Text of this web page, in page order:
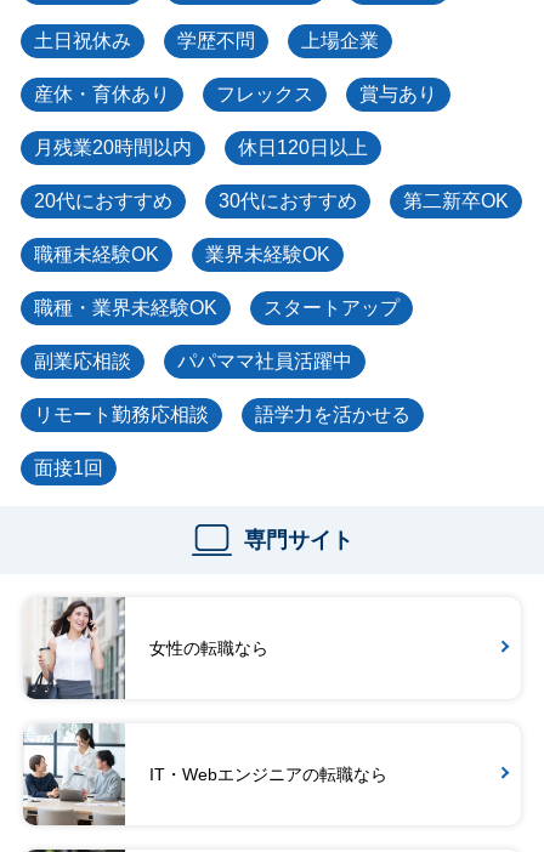
土日祝休み 学歴不問 上場企業
産休・育休あり フレックス 賞与あり
月残業20時間以内 休日120日以上
20代におすすめ 30代におすすめ 第二新卒OK
職種未経験OK 業界未経験OK
職種・業界未経験OK スタートアップ
副業応相談 パパママ社員活躍中
リモート勤務応相談 語学力を活かせる
面接1回
専門サイト
女性の転職なら
IT・Webエンジニアの転職なら